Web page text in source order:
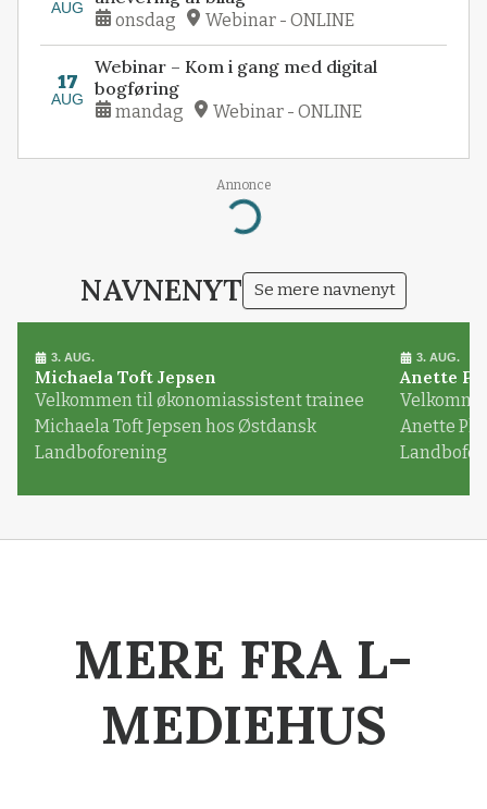
AUG
onsdag Webinar - ONLINE
17
AUG
Webinar – Kom i gang med digital
bogføring
mandag Webinar - ONLINE
Annonce
Loading...
NAVNENYT Se mere navnenyt
3. AUG.
Michaela Toft Jepsen
Velkommen til økonomiassistent trainee
Michaela Toft Jepsen hos Østdansk
Landboforening
3. AUG.
Anette
Anette
MERE FRA L-
MEDIEHUS